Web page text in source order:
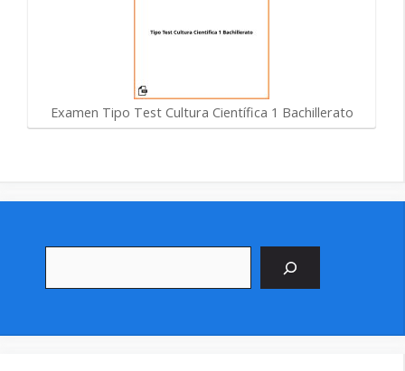
Examen Tipo Test Cultura Científica 1 Bachillerato